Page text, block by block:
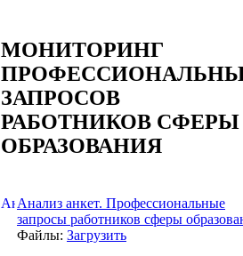
МОНИТОРИНГ
ЗАПРОСОВ
РАБОТНИКОВ СФЕРЫ
ОБРАЗОВАНИЯ
Анализ анкет. Профессиональные
запросы работников сферы
Файлы: Загрузить